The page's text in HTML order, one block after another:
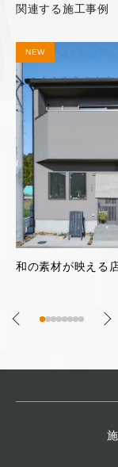
関連する施工事例